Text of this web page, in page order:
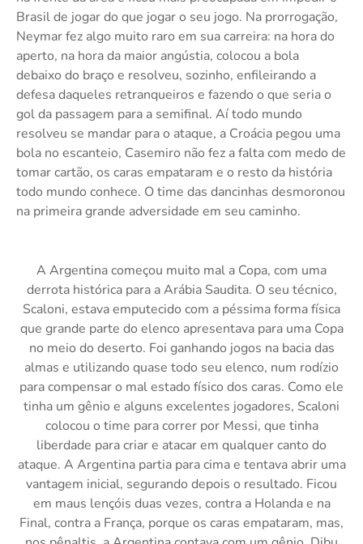
Brasil de jogar do que jogar o seu jogo. Na prorrogação,
Neymar fez algo muito raro em sua carreira: na hora do
aperto, na hora da maior angústia, colocou a bola
debaixo do braço e resolveu, sozinho, enfileirando a
defesa daqueles retranqueiros e fazendo o que seria o
gol da passagem para a semifinal. Aí todo mundo
resolveu se mandar para o ataque, a Croácia pegou uma
bola no escanteio, Casemiro não fez a falta com medo de
tomar cartão, os caras empataram e o resto da história
todo mundo conhece. O time das dancinhas desmoronou
na primeira grande adversidade em seu caminho.
A Argentina começou muito mal a Copa, com uma
derrota histórica para a Arábia Saudita. O seu técnico,
Scaloni, estava emputecido com a péssima forma física
que grande parte do elenco apresentava para uma Copa
no meio do deserto. Foi ganhando jogos na bacia das
almas e utilizando quase todo seu elenco, num rodízio
para compensar o mal estado físico dos caras. Como ele
tinha um gênio e alguns excelentes jogadores, Scaloni
colocou o time para correr por Messi, que tinha
liberdade para criar e atacar em qualquer canto do
ataque. A Argentina partia para cima e tentava abrir uma
vantagem inicial, segurando depois o resultado. Ficou
em maus lençóis duas vezes, contra a Holanda e na
Final, contra a França, porque os caras empataram, mas,